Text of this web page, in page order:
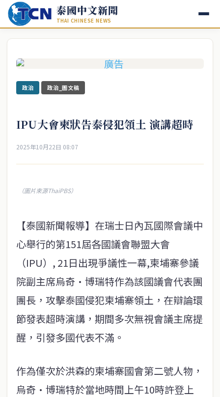
泰國中文新聞
THAI CHINESE NEWS
政治 政治_圖文稿
IPU大會柬狀告泰侵犯領土 演講超時
2025年10月22日 08:07
（圖片來源ThaiPBS）
【泰國新聞報導】在瑞士日內瓦國際會議中
心舉行的第151屆各國議會聯盟大會
（IPU）, 21日出現爭議性一幕,柬埔寨參議
院副主席烏奇·博瑞特作為該國議會代表團
團長，攻擊泰國侵犯柬埔寨領土，在辯論環
節發表超時演講，期間多次無視會議主席提
醒，引發多國代表不滿。
作為僅次於洪森的柬埔寨國會第二號人物，
烏奇·博瑞特於當地時間上午10時許登上